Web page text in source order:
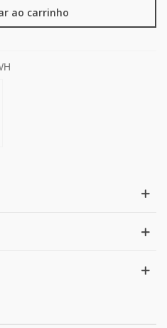
ao carrinho